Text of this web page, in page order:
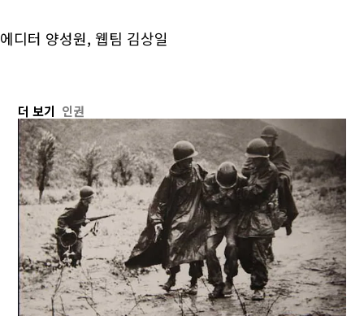
에디터 양성원, 웹팀 김상일
더 보기 인권